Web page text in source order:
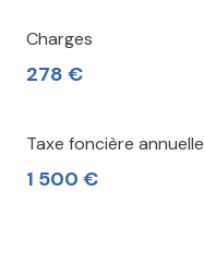
Charges
278 €
Taxe foncière annuelle
1 500 €